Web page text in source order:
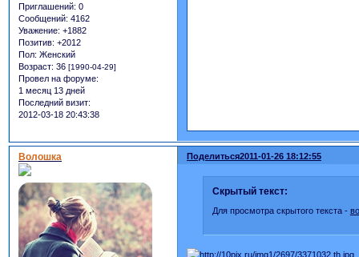
Приглашений: 0
Сообщений: 4162
Уважение: +1882
Позитив: +2012
Пол: Женский
Возраст: 36 [1990-04-29]
Провел на форуме:
1 месяц 13 дней
Последний визит:
2012-03-18 20:43:38
Поделиться2011-01-26 18:12:55
Волошка
Скрытый текст:
Для просмотра скрытого текста -